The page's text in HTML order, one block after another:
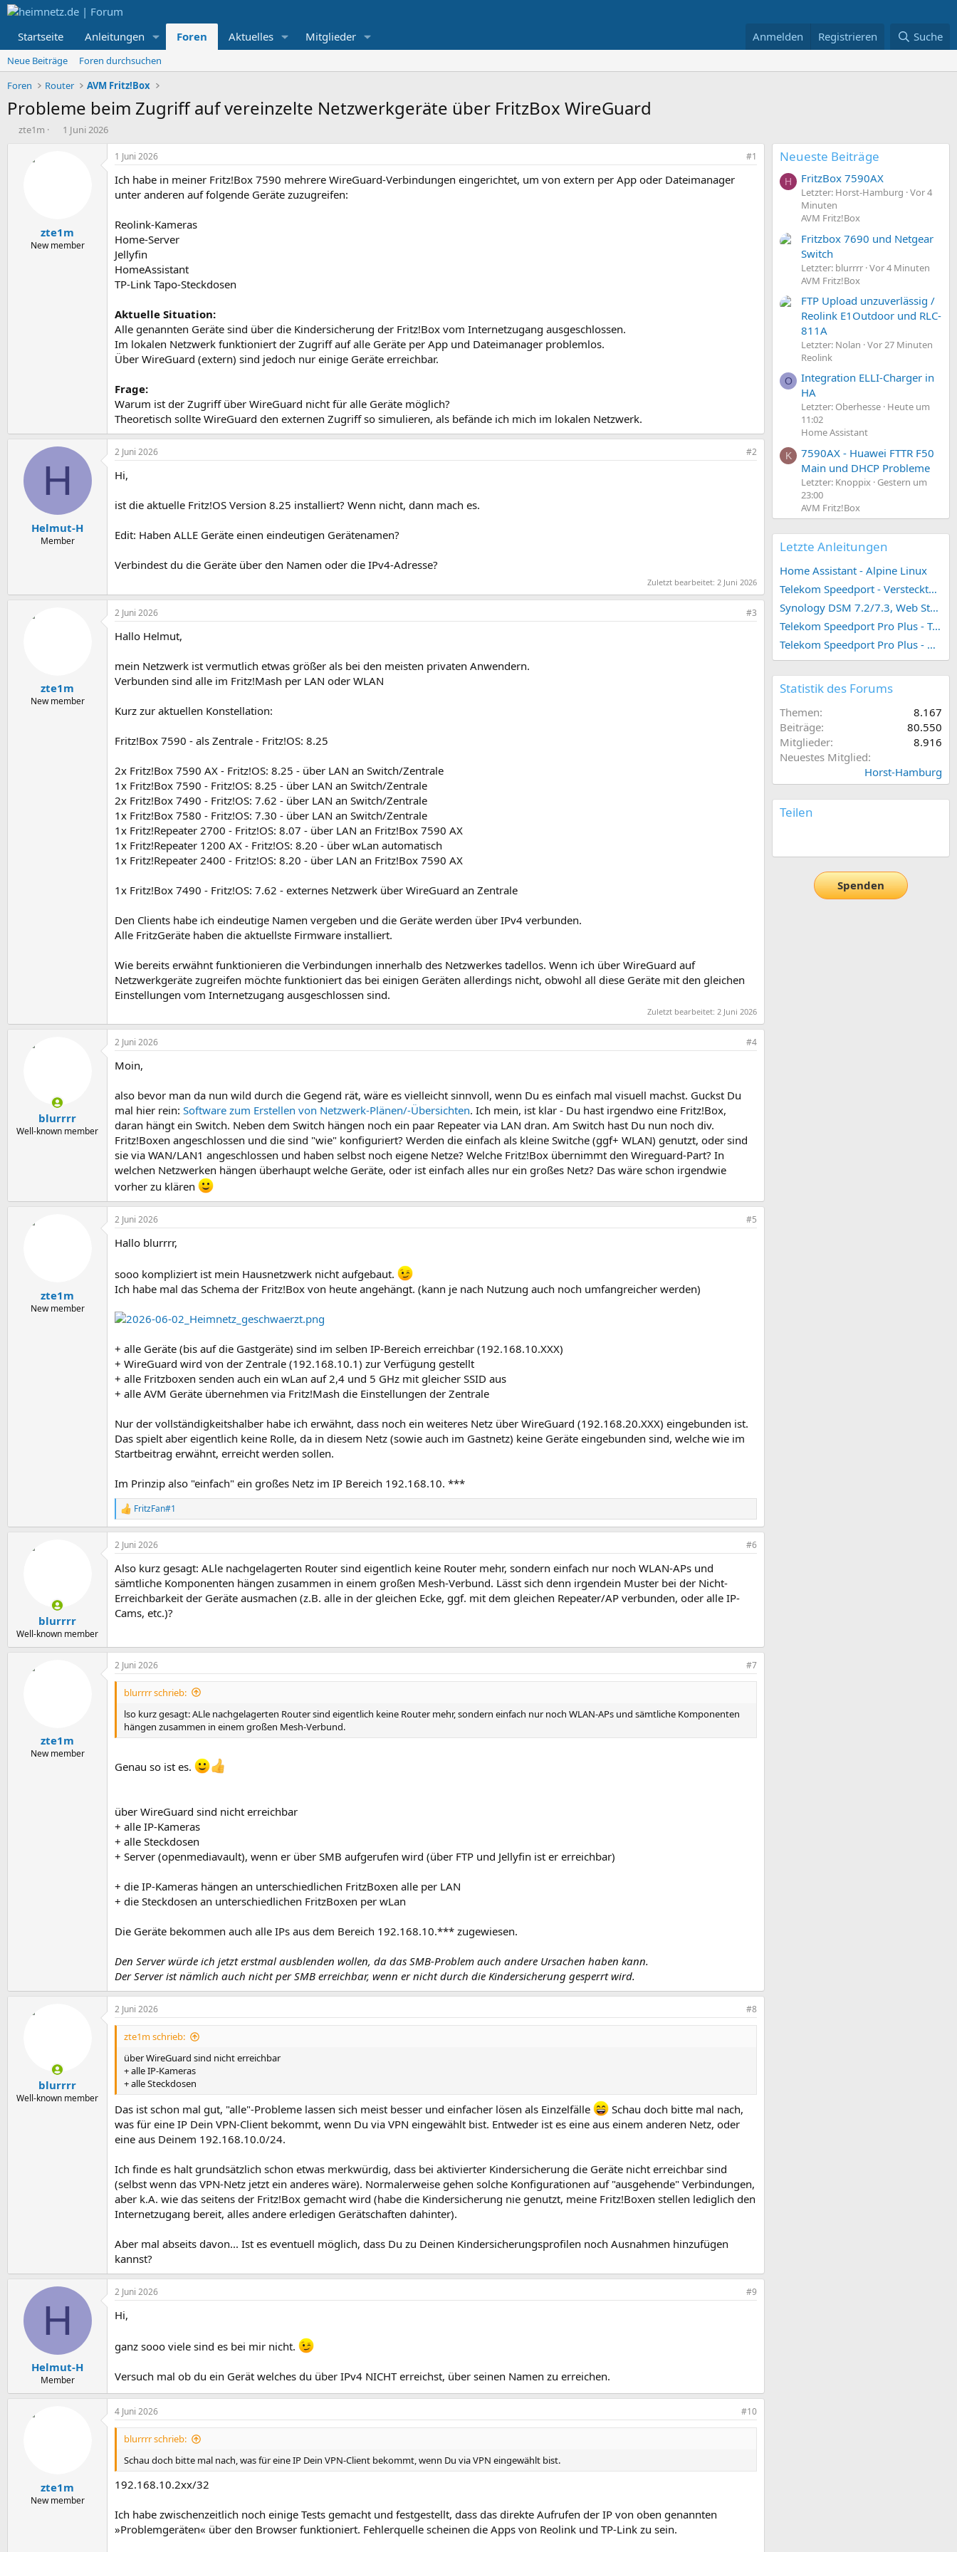
Startseite Anleitungen Foren Aktuelles Mitglieder Anmelden Registrieren Suche
Neue Beiträge
Foren durchsuchen
Foren
Router AVM Fritz!Box
Probleme beim Zugriff auf vereinzelte Netzwerkgeräte über FritzBox WireGuard
E
zte1m
E
a
m
1 Juni 2026
zte1m
New member
1 Juni 2026 #1
Ich habe in meiner Fritz!Box 7590 mehrere WireGuard-Verbindungen eingerichtet, um von extern per App oder Dateimanager
unter anderen auf folgende Geräte zuzugreifen:
Reolink-Kameras
Home-Server
Jellyfin
HomeAssistant
TP-Link Tapo-Steckdosen
Aktuelle Situation:
Alle genannten Geräte sind über die Kindersicherung der Fritz!Box vom Internetzugang ausgeschlossen.
Im lokalen Netzwerk funktioniert der Zugriff auf alle Geräte per App und Dateimanager problemlos.
Über WireGuard (extern) sind jedoch nur einige Geräte erreichbar.
Frage:
Warum ist der Zugriff über WireGuard nicht für alle Geräte möglich?
Theoretisch sollte WireGuard den externen Zugriff so simulieren, als befände ich mich im lokalen Netzwerk.
H
Helmut-H
Member
2 Juni 2026 #2
Hi,
ist die aktuelle Fritz!OS Version 8.25 installiert? Wenn nicht, dann mach es.
Edit: Haben ALLE Geräte einen eindeutigen Gerätenamen?
Verbindest du die Geräte über den Namen oder die IPv4-Adresse?
Zuletzt bearbeitet: 2 Juni 2026
zte1m
New member
2 Juni 2026 #3
Hallo Helmut,
mein Netzwerk ist vermutlich etwas größer als bei den meisten privaten Anwendern.
Verbunden sind alle im Fritz!Mash per LAN oder WLAN
Kurz zur aktuellen Konstellation:
Fritz!Box 7590 - als Zentrale - Fritz!OS: 8.25
2x Fritz!Box 7590 AX - Fritz!OS: 8.25 - über LAN an Switch/Zentrale
1x Fritz!Box 7590 - Fritz!OS: 8.25 - über LAN an Switch/Zentrale
2x Fritz!Box 7490 - Fritz!OS: 7.62 - über LAN an Switch/Zentrale
1x Fritz!Box 7580 - Fritz!OS: 7.30 - über LAN an Switch/Zentrale
1x Fritz!Repeater 2700 - Fritz!OS: 8.07 - über LAN an Fritz!Box 7590 AX
1x Fritz!Repeater 1200 AX - Fritz!OS: 8.20 - über wLan automatisch
1x Fritz!Repeater 2400 - Fritz!OS: 8.20 - über LAN an Fritz!Box 7590 AX
1x Fritz!Box 7490 - Fritz!OS: 7.62 - externes Netzwerk über WireGuard an Zentrale
Den Clients habe ich eindeutige Namen vergeben und die Geräte werden über IPv4 verbunden.
Alle FritzGeräte haben die aktuellste Firmware installiert.
Wie bereits erwähnt funktionieren die Verbindungen innerhalb des Netzwerkes tadellos. Wenn ich über WireGuard auf
Netzwerkgeräte zugreifen möchte funktioniert das bei einigen Geräten allerdings nicht, obwohl all diese Geräte mit den gleichen
Einstellungen vom Internetzugang ausgeschlossen sind.
Zuletzt bearbeitet: 2 Juni 2026
blurrrr
Well-known member
2 Juni 2026 #4
Moin,
also bevor man da nun wild durch die Gegend rät, wäre es vielleicht sinnvoll, wenn Du es einfach mal visuell machst. Guckst Du
mal hier rein: Software zum Erstellen von Netzwerk-Plänen/-Übersichten. Ich mein, ist klar - Du hast irgendwo eine Fritz!Box,
daran hängt ein Switch. Neben dem Switch hängen noch ein paar Repeater via LAN dran. Am Switch hast Du nun noch div.
Fritz!Boxen angeschlossen und die sind "wie" konfiguriert? Werden die einfach als kleine Switche (ggf+ WLAN) genutzt, oder sind
sie via WAN/LAN1 angeschlossen und haben selbst noch eigene Netze? Welche Fritz!Box übernimmt den Wireguard-Part? In
welchen Netzwerken hängen überhaupt welche Geräte, oder ist einfach alles nur ein großes Netz? Das wäre schon irgendwie
vorher zu klären
zte1m
New member
2 Juni 2026 #5
Hallo blurrrr,
sooo kompliziert ist mein Hausnetzwerk nicht aufgebaut.
Ich habe mal das Schema der Fritz!Box von heute angehängt. (kann je nach Nutzung auch noch umfangreicher werden)
+ alle Geräte (bis auf die Gastgeräte) sind im selben IP-Bereich erreichbar (192.168.10.XXX)
+ WireGuard wird von der Zentrale (192.168.10.1) zur Verfügung gestellt
+ alle Fritzboxen senden auch ein wLan auf 2,4 und 5 GHz mit gleicher SSID aus
+ alle AVM Geräte übernehmen via Fritz!Mash die Einstellungen der Zentrale
Nur der vollständigkeitshalber habe ich erwähnt, dass noch ein weiteres Netz über WireGuard (192.168.20.XXX) eingebunden ist.
Das spielt aber eigentlich keine Rolle, da in diesem Netz (sowie auch im Gastnetz) keine Geräte eingebunden sind, welche wie im
Startbeitrag erwähnt, erreicht werden sollen.
Im Prinzip also "einfach" ein großes Netz im IP Bereich 192.168.10. ***
R
e
a
k
i
o
n
e
n
FritzFan#1
blurrrr
Well-known member
2 Juni 2026 #6
Also kurz gesagt: ALle nachgelagerten Router sind eigentlich keine Router mehr, sondern einfach nur noch WLAN-APs und
sämtliche Komponenten hängen zusammen in einem großen Mesh-Verbund. Lässt sich denn irgendein Muster bei der Nicht-
Erreichbarkeit der Geräte ausmachen (z.B. alle in der gleichen Ecke, ggf. mit dem gleichen Repeater/AP verbunden, oder alle IP-
Cams, etc.)?
zte1m
New member
2 Juni 2026 #7
blurrrr schrieb:
lso kurz gesagt: ALle nachgelagerten Router sind eigentlich keine Router mehr, sondern einfach nur noch WLAN-APs und sämtliche Komponenten
hängen zusammen in einem großen Mesh-Verbund.
Genau so ist es.
über WireGuard sind nicht erreichbar
+ alle IP-Kameras
+ alle Steckdosen
+ Server (openmediavault), wenn er über SMB aufgerufen wird (über FTP und Jellyfin ist er erreichbar)
+ die IP-Kameras hängen an unterschiedlichen FritzBoxen alle per LAN
+ die Steckdosen an unterschiedlichen FritzBoxen per wLan
Die Geräte bekommen auch alle IPs aus dem Bereich 192.168.10.*** zugewiesen.
Den Server würde ich jetzt erstmal ausblenden wollen, da das SMB-Problem auch andere Ursachen haben kann.
Der Server ist nämlich auch nicht per SMB erreichbar, wenn er nicht durch die Kindersicherung gesperrt wird.
blurrrr
Well-known member
2 Juni 2026 #8
zte1m schrieb:
über WireGuard sind nicht erreichbar
+ alle IP-Kameras
+ alle Steckdosen
Das ist schon mal gut, "alle"-Probleme lassen sich meist besser und einfacher lösen als Einzelfälle
Schau doch bitte mal nach,
was für eine IP Dein VPN-Client bekommt, wenn Du via VPN eingewählt bist. Entweder ist es eine aus einem anderen Netz, oder
eine aus Deinem 192.168.10.0/24.
Ich finde es halt grundsätzlich schon etwas merkwürdig, dass bei aktivierter Kindersicherung die Geräte nicht erreichbar sind
(selbst wenn das VPN-Netz jetzt ein anderes wäre). Normalerweise gehen solche Konfigurationen auf "ausgehende" Verbindungen,
aber k.A. wie das seitens der Fritz!Box gemacht wird (habe die Kindersicherung nie genutzt, meine Fritz!Boxen stellen lediglich den
Internetzugang bereit, alles andere erledigen Gerätschaften dahinter).
Aber mal abseits davon... Ist es eventuell möglich, dass Du zu Deinen Kindersicherungsprofilen noch Ausnahmen hinzufügen
kannst?
H
Helmut-H
Member
2 Juni 2026 #9
Hi,
ganz sooo viele sind es bei mir nicht.
Versuch mal ob du ein Gerät welches du über IPv4 NICHT erreichst, über seinen Namen zu erreichen.
zte1m
New member
4 Juni 2026 #10
blurrrr schrieb:
Schau doch bitte mal nach, was für eine IP Dein VPN-Client bekommt, wenn Du via VPN eingewählt bist.
192.168.10.2xx/32
Ich habe zwischenzeitlich noch einige Tests gemacht und festgestellt, dass das direkte Aufrufen der IP von oben genannten
»Problemgeräten« über den Browser funktioniert. Fehlerquelle scheinen die Apps von Reolink und TP-Link zu sein.
Neueste Beiträge
H FritzBox 7590AX
Letzter: Horst-Hamburg Vor 4
Minuten
AVM Fritz!Box
Fritzbox 7690 und Netgear
Switch
Letzter: blurrrr Vor 4 Minuten
AVM Fritz!Box
FTP Upload unzuverlässig /
Reolink E1Outdoor und RLC-
811A
Letzter: Nolan Vor 27 Minuten
Reolink
O
Integration ELLI-Charger in
HA
Letzter: Oberhesse Heute um
11:02
Home Assistant
K
7590AX - Huawei FTTR F50
Main und DHCP Probleme
Letzter: Knoppix
Gestern um
23:00
AVM Fritz!Box
Letzte Anleitungen
Home Assistant - Alpine Linux
Telekom Speedport - Versteckte Konfigurationen
Synology DSM 7.2/7.3, Web Station 4, Webdienst und Webportal erstellen (ehemals vHost)
Telekom Speedport Pro Plus - Telefonie einrichten
Telekom Speedport Pro Plus - Netzwerk einrichten
Statistik des Forums
Themen
8.167
Beiträge
80.550
Mitglieder
8.916
Neuestes Mitglied
Horst-Hamburg
Teilen
Spenden